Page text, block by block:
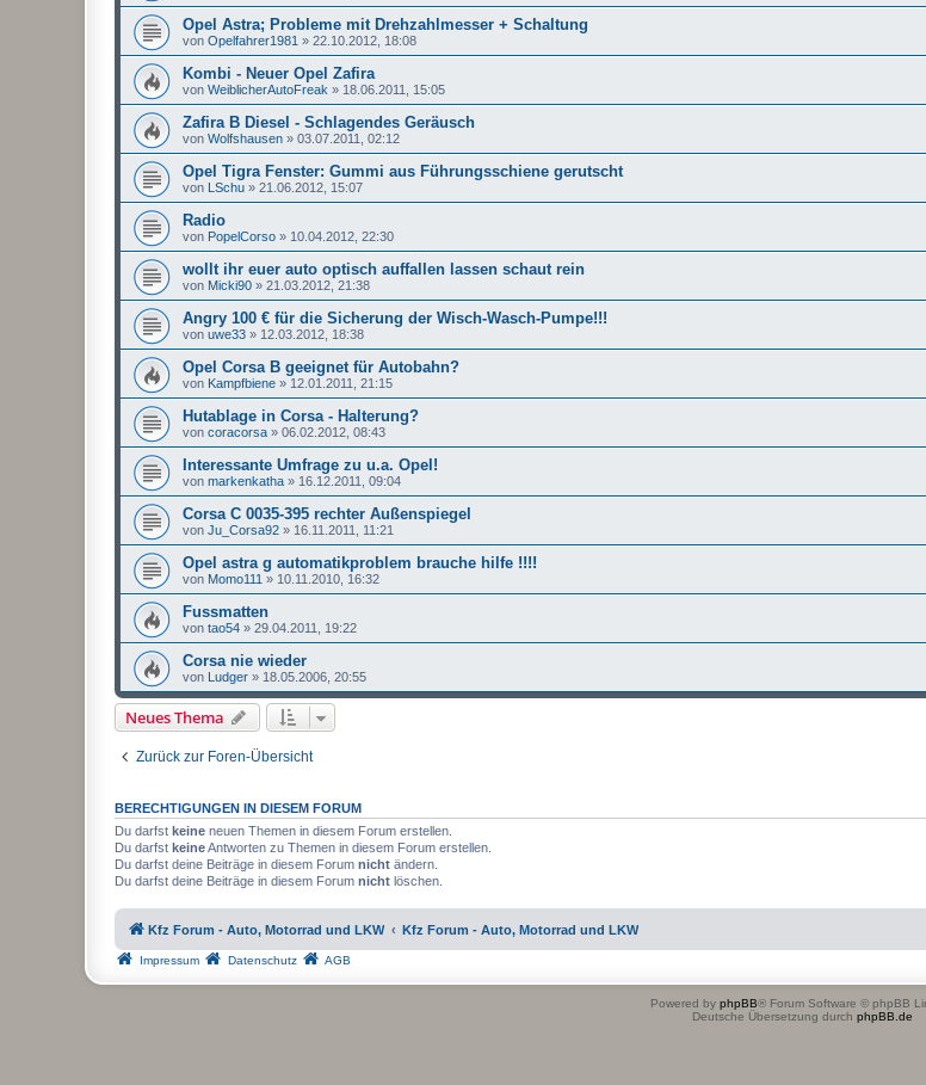
Opel Astra; Probleme mit Drehzahlmesser + Schaltung
von Opelfahrer1981 » 22.10.2012, 18:08
Kombi - Neuer Opel Zafira
von WeiblicherAutoFreak » 18.06.2011, 15:05
Zafira B Diesel - Schlagendes Geräusch
von Wolfshausen » 03.07.2011, 02:12
Opel Tigra Fenster: Gummi aus Führungsschiene gerutscht
von LSchu » 21.06.2012, 15:07
Radio
von PopelCorso » 10.04.2012, 22:30
wollt ihr euer auto optisch auffallen lassen schaut rein
von Micki90 » 21.03.2012, 21:38
Angry 100 € für die Sicherung der Wisch-Wasch-Pumpe!!!
von uwe33 » 12.03.2012, 18:38
Opel Corsa B geeignet für Autobahn?
von Kampfbiene » 12.01.2011, 21:15
Hutablage in Corsa - Halterung?
von coracorsa » 06.02.2012, 08:43
Interessante Umfrage zu u.a. Opel!
von markenkatha » 16.12.2011, 09:04
Corsa C 0035-395 rechter Außenspiegel
von Ju_Corsa92 » 16.11.2011, 11:21
Opel astra g automatikproblem brauche hilfe !!!!
von Momo111 » 10.11.2010, 16:32
Fussmatten
von tao54 » 29.04.2011, 19:22
Corsa nie wieder
von Ludger » 18.05.2006, 20:55
Neues Thema
Zurück zur Foren-Übersicht
BERECHTIGUNGEN IN DIESEM FORUM
Du darfst keine neuen Themen in diesem Forum erstellen.
Du darfst keineAntworten zu Themen in diesem Forum erstellen.
Du darfst deine Beiträge in diesem Forum nicht ändern.
Du darfst deine Beiträge in diesem Forum nicht löschen.
Kfz Forum - Auto, Motorrad und LKW Kfz Forum - Auto, Motorrad und LKW
Impressum Datenschutz AGB
Powered by phpBB® Forum Software © phpBB
Deutsche Übersetzung durch phpBB.de